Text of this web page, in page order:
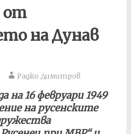
от
на Дунав
Радко Димитров
на 16 февруари 1949
на русенските